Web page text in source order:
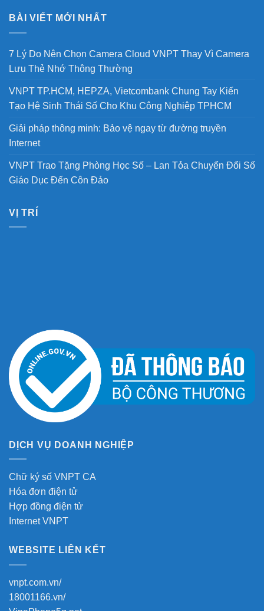
BÀI VIẾT MỚI NHẤT
7 Lý Do Nên Chọn Camera Cloud VNPT Thay Vì Camera
Lưu Thẻ Nhớ Thông Thường
VNPT TP.HCM, HEPZA, Vietcombank Chung Tay Kiến
Tạo Hệ Sinh Thái Số Cho Khu Công Nghiệp TPHCM
Giải pháp thông minh: Bảo vệ ngay từ đường truyền
Internet
VNPT Trao Tặng Phòng Học Số – Lan Tỏa Chuyển Đổi Số
Giáo Dục Đến Côn Đảo
VỊ TRÍ
DỊCH VỤ DOANH NGHIỆP
Chữ ký số VNPT CA
Hóa đơn điện tử
Hợp đồng điện tử
Internet VNPT
WEBSITE LIÊN KẾT
vnpt.com.vn/
18001166.vn/